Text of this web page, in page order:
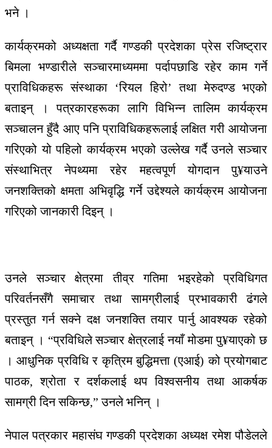
भने ।
कार्यक्रमको अध्यक्षता गर्दै गण्डकी प्रदेशका प्रेस रजिष्ट्रार
बिमला भण्डारीले सञ्चारमाध्यममा पर्दापछाडि रहेर काम गर्ने
प्राविधिकहरू संस्थाका ‘रियल हिरो’ तथा मेरुदण्ड भएको
बताइन् । पत्रकारहरूका लागि विभिन्न तालिम कार्यक्रम
सञ्चालन हुँदै आए पनि प्राविधिकहरूलाई लक्षित गरी आयोजना
गरिएको यो पहिलो कार्यक्रम भएको उल्लेख गर्दै उनले सञ्चार
संस्थाभित्र नेपथ्यमा रहेर महत्वपूर्ण योगदान पु¥याउने
जनशक्तिको क्षमता अभिवृद्धि गर्ने उद्देश्यले कार्यक्रम आयोजना
गरिएको जानकारी दिइन् ।
उनले सञ्चार क्षेत्रमा तीव्र गतिमा भइरहेको प्रविधिगत
परिवर्तनसँगै समाचार तथा सामग्रीलाई प्रभावकारी ढंगले
प्रस्तुत गर्न सक्ने दक्ष जनशक्ति तयार पार्नु आवश्यक रहेको
बताइन् । “प्रविधिले सञ्चार क्षेत्रलाई नयाँ मोडमा पु¥याएको छ
। आधुनिक प्रविधि र कृत्रिम बुद्धिमत्ता (एआई) को प्रयोगबाट
पाठक, श्रोता र दर्शकलाई थप विश्वसनीय तथा आकर्षक
सामग्री दिन सकिन्छ,” उनले भनिन् ।
नेपाल पत्रकार महासंघ गण्डकी प्रदेशका अध्यक्ष रमेश पौडेलले